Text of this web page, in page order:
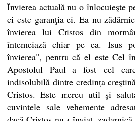
Învierea actuală nu o înlocuieşte
ci este garanţia ei. Ea nu
învierea lui Cristos din
întemeiază chiar pe ea. Isus
învierea", pentru că el este Cel
Apostolul Paul a fost cel
indisolubilă dintre credinţa
Cristos. Este mereu util şi
cuvintele sale vehemente